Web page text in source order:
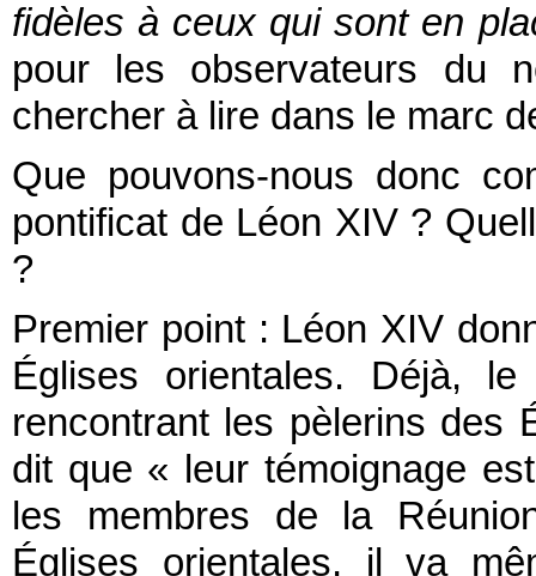
fidèles à ceux qui sont en
pour les observateurs du
chercher à lire dans le marc
Que pouvons-nous donc
pontificat de Léon XIV ?
?
Premier point : Léon XIV
Églises orientales. Déjà,
rencontrant les pèlerins des
dit que « leur témoignage
les membres de la
Églises orientales, il va